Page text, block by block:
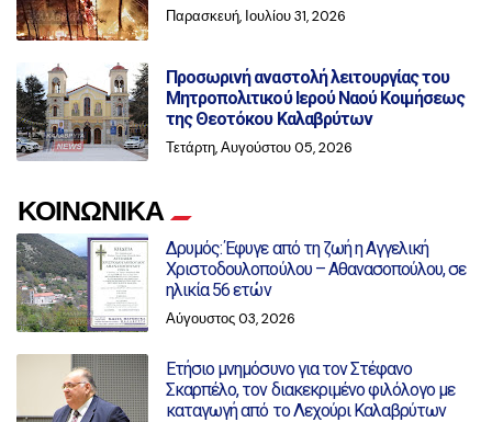
Παρασκευή, Ιουλίου 31, 2026
Προσωρινή αναστολή λειτουργίας του
Μητροπολιτικού Ιερού Ναού Κοιμήσεως
της Θεοτόκου Καλαβρύτων
Τετάρτη, Αυγούστου 05, 2026
ΚΟΙΝΩΝΙΚΑ
Δρυμός: Έφυγε από τη ζωή η Αγγελική
Χριστοδουλοπούλου – Αθανασοπούλου, σε
ηλικία 56 ετών
Αύγουστος 03, 2026
Ετήσιο μνημόσυνο για τον Στέφανο
Σκαρπέλο, τον διακεκριμένο φιλόλογο με
καταγωγή από το Λεχούρι Καλαβρύτων